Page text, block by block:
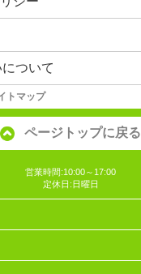
ついて
トマップ
ページトップに戻る
営業時間:10:00～17:00
定休日:日曜日